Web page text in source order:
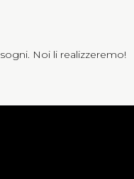
Noi li realizzeremo!